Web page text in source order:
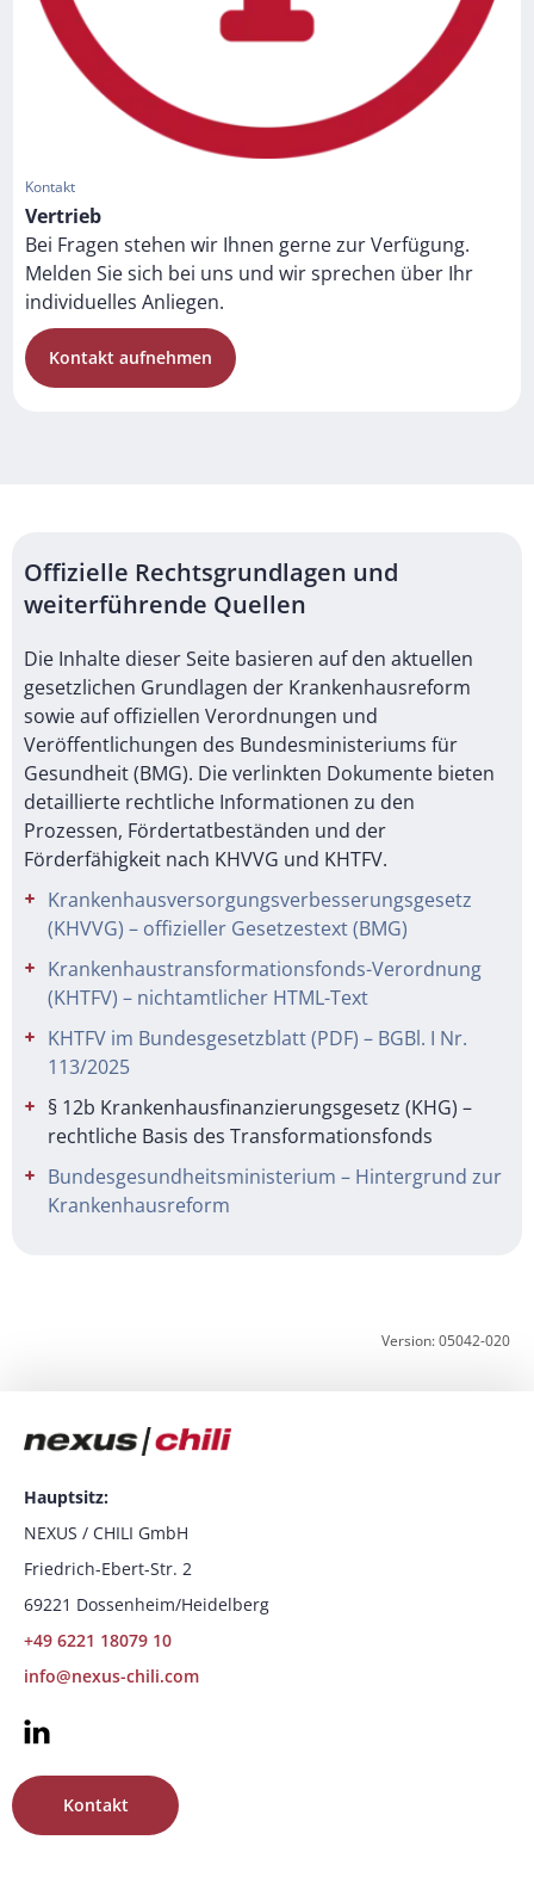
Kontakt
Vertrieb
Bei Fragen stehen wir Ihnen gerne zur Verfügung.
Melden Sie sich bei uns und wir sprechen über Ihr
individuelles Anliegen.
Kontakt aufnehmen
Offizielle Rechtsgrundlagen und
weiterführende Quellen
Die Inhalte dieser Seite basieren auf den aktuellen
gesetzlichen Grundlagen der Krankenhausreform
sowie auf offiziellen Verordnungen und
Veröffentlichungen des Bundesministeriums für
Gesundheit (BMG). Die verlinkten Dokumente bieten
detaillierte rechtliche Informationen zu den
Prozessen, Fördertatbeständen und der
Förderfähigkeit nach KHVVG und KHTFV.
Krankenhausversorgungsverbesserungsgesetz
(KHVVG) – offizieller Gesetzestext (BMG)
Krankenhaustransformationsfonds-Verordnung
(KHTFV) – nichtamtlicher HTML-Text
KHTFV im Bundesgesetzblatt (PDF) – BGBl. I Nr.
113/2025
§ 12b Krankenhausfinanzierungsgesetz (KHG) –
rechtliche Basis des Transformationsfonds
Bundesgesundheitsministerium – Hintergrund zur
Krankenhausreform
Version: 05042-020
Hauptsitz:
NEXUS / CHILI GmbH
Friedrich-Ebert-Str. 2
69221 Dossenheim/Heidelberg
+49 6221 18079 10
info@nexus-chili.com
Kontakt